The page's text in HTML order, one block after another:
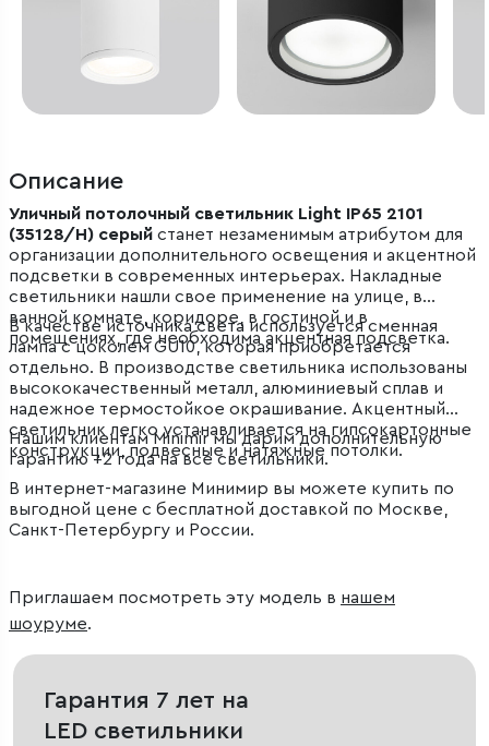
Описание
Уличный потолочный светильник Light IP65 2101
(35128/H) серый станет незаменимым атрибутом для
организации дополнительного освещения и акцентной
подсветки в современных интерьерах. Накладные
светильники нашли свое применение на улице, в
ванной комнате, коридоре, в гостиной и в
помещениях, где необходима акцентная подсветка.
В качестве источника света используется сменная
лампа с цоколем GU10, которая приобретается
отдельно. В производстве светильника использованы
высококачественный металл, алюминиевый сплав и
надежное термостойкое окрашивание. Акцентный
светильник легко устанавливается на гипсокартонные
конструкции, подвесные и натяжные потолки.
Нашим клиентам Minimir мы дарим дополнительную
гарантию +2 года на все светильники.
В интернет-магазине Минимир вы можете купить по
выгодной цене с бесплатной доставкой по Москве,
Санкт-Петербургу и России.
Приглашаем посмотреть эту модель в нашем
шоуруме.
Гарантия 7 лет на
LED светильники